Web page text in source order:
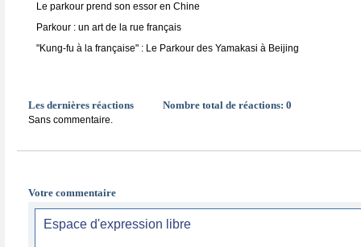
Le parkour prend son essor en Chine
Parkour : un art de la rue français
"Kung-fu à la française" : Le Parkour des Yamakasi à Beijing
Les dernières réactions Nombre total de réactions: 0
Sans commentaire.
Votre commentaire